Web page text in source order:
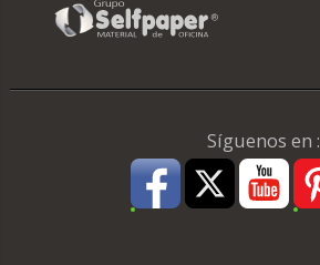
Síguenos en :